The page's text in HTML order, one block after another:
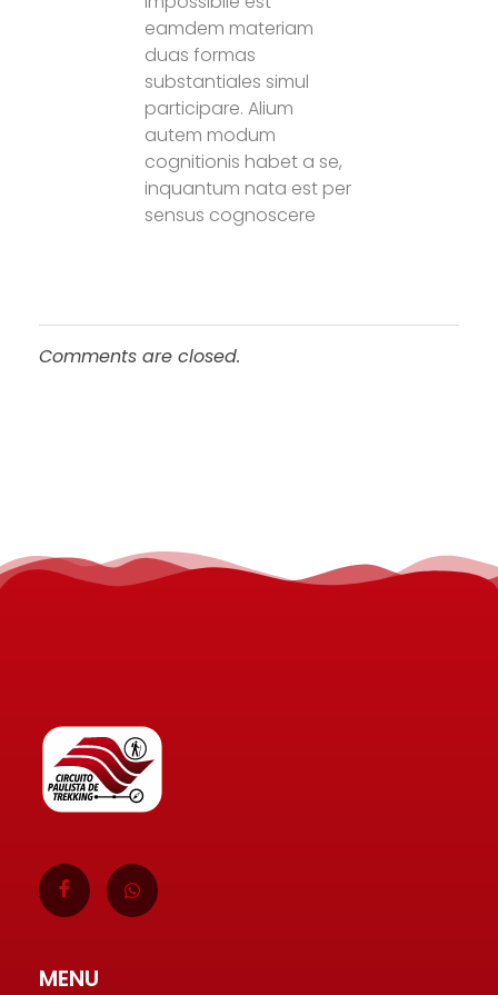
eamdem materiam
duas formas
substantiales simul
participare. Alium
autem modum
cognitionis habet a se,
inquantum nata est per
sensus cognoscere
Comments are closed.
MENU